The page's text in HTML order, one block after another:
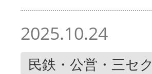
2025.10.24
民鉄・公営・三セク